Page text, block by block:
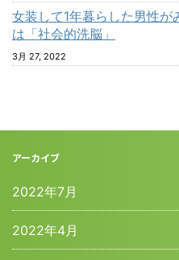
女装して1年暮らした男性
は「社会的洗脳」
3月 27, 2022
アーカイブ
2022年7月
2022年4月